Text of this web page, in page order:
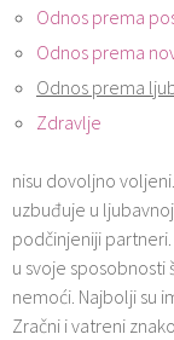
Odnos prema
Odnos prema
Odnos prema
Zdravlje
nisu dovoljno
uzbuđuje u
podčinjeniji
u svoje
nemoći. Najbolji su
Zračni i vatreni